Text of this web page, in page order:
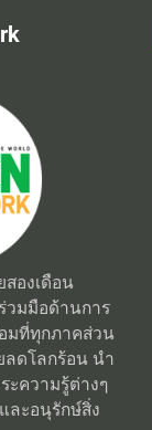
สองเดือน
วมมือด้านการ
มที่ทุกภาคส่วน
ลดโลกร้อน นำ
ะความรู้ต่างๆ
ละอนุรักษ์สิ่ง